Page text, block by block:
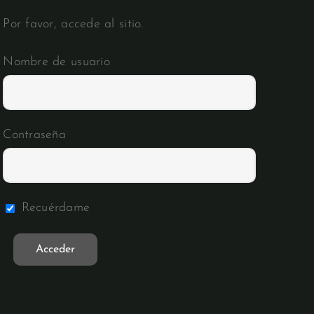
Por favor, accede al sitio.
Nombre de usuario
Contraseña
Recuérdame